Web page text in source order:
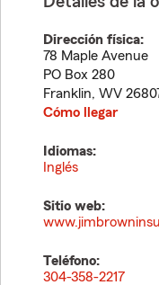
Dirección física:
78 Maple Avenue
PO Box 280
Franklin, WV
Cómo llegar
Idiomas:
Inglés
Sitio web:
Teléfono:
304-358-2217